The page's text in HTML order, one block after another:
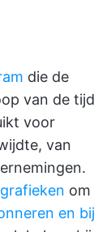
die de
van de tijd
voor
van
om
en bij